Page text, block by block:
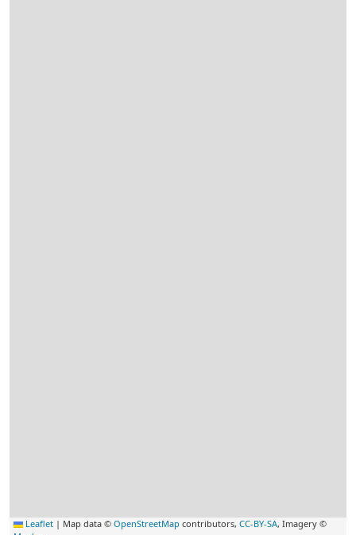
Leaflet | Map data © OpenStreetMap contributors, CC-BY-SA, Imagery ©